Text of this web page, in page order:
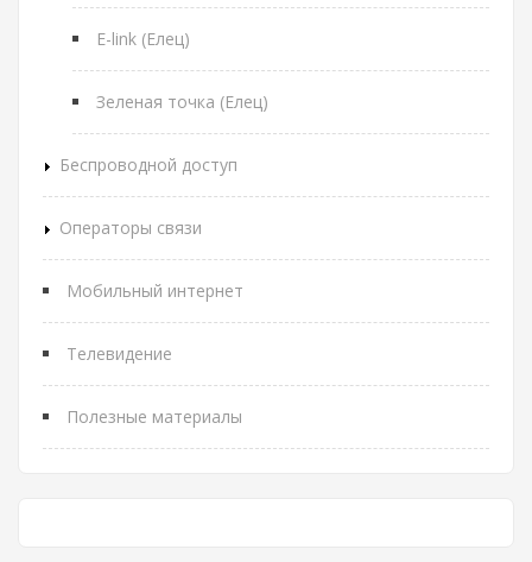
E-link (Елец)
Зеленая точка (Елец)
Беспроводной доступ
Операторы связи
Мобильный интернет
Телевидение
Полезные материалы